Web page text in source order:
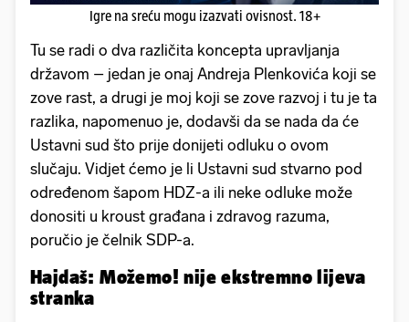
Igre na sreću mogu izazvati ovisnost. 18+
Tu se radi o dva različita koncepta upravljanja
državom – jedan je onaj Andreja Plenkovića koji se
zove rast, a drugi je moj koji se zove razvoj i tu je ta
razlika, napomenuo je, dodavši da se nada da će
Ustavni sud što prije donijeti odluku o ovom
slučaju. Vidjet ćemo je li Ustavni sud stvarno pod
određenom šapom HDZ-a ili neke odluke može
donositi u kroust građana i zdravog razuma,
poručio je čelnik SDP-a.
Hajdaš: Možemo! nije ekstremno lijeva
stranka